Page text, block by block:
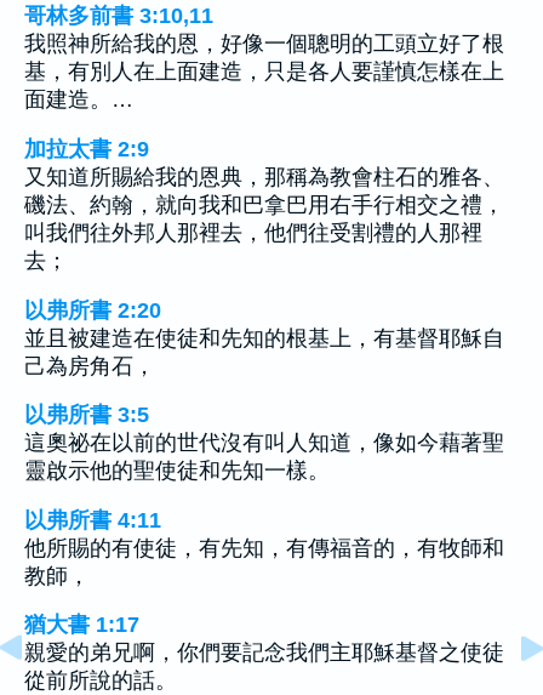
哥林多前書 3:10,11
我照神所給我的恩，好像一個聰明的工頭立好了根
基，有別人在上面建造，只是各人要謹慎怎樣在上
面建造。…
加拉太書 2:9
又知道所賜給我的恩典，那稱為教會柱石的雅各、
磯法、約翰，就向我和巴拿巴用右手行相交之禮，
叫我們往外邦人那裡去，他們往受割禮的人那裡
去；
以弗所書 2:20
並且被建造在使徒和先知的根基上，有基督耶穌自
己為房角石，
以弗所書 3:5
這奧祕在以前的世代沒有叫人知道，像如今藉著聖
靈啟示他的聖使徒和先知一樣。
以弗所書 4:11
他所賜的有使徒，有先知，有傳福音的，有牧師和
教師，
猶大書 1:17
親愛的弟兄啊，你們要記念我們主耶穌基督之使徒
從前所說的話。